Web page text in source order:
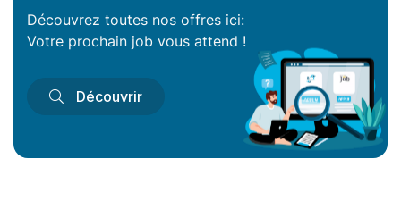
Découvrez toutes nos offres ici:
Votre prochain job vous attend !
Découvrir